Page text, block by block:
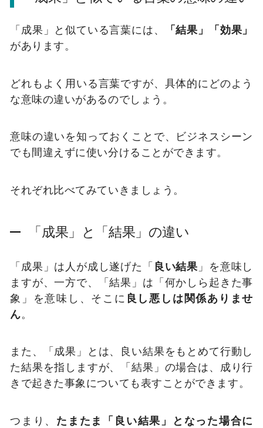
「成果」と似ている言葉には、
「結果」「効果」
があります。
どれもよく用いる言葉ですが、具体的にどのよう
な意味の違いがあるのでしょう。
意味の違いを知っておくことで、ビジネスシーン
でも間違えずに使い分けることができます。
それぞれ比べてみていきましょう。
「成果」と「結果」の違い
「成果」は人が成し遂げた「 良い結果 」を意味し
ますが、一方で、「結果」は「何かしら起きた事
象」を意味し、そこに 良し悪しは関係ありませ
ん。
また、「成果」とは、良い結果をもとめて行動し
た結果を指しますが、「結果」の場合は、成り行
きで起きた事象についても表すことができます。
つまり、 たまたま「良い結果」となった場合に